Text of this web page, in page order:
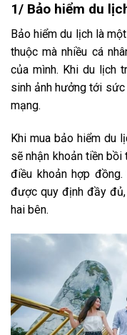
1/ Bảo hiểm du
Bảo hiểm du lịch là
thuộc mà nhiều cá
của mình. Khi du lịch
sinh ảnh hưởng tới
mạng.
Khi mua bảo hiểm du
sẽ nhận khoản tiền
điều khoản hợp
được quy định đầy
hai bên.